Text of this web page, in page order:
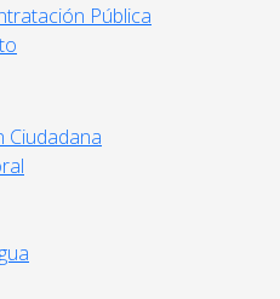
Pública
Ciudadana